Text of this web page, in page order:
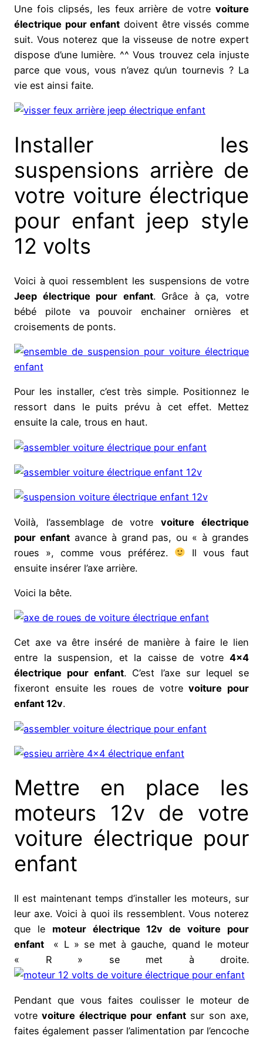
Une fois clipsés, les feux arrière de votre voiture
électrique pour enfant doivent être vissés comme
suit. Vous noterez que la visseuse de notre expert
dispose d’une lumière. ^^ Vous trouvez cela injuste
parce que vous, vous n’avez qu’un tournevis ? La
vie est ainsi faite.
Installer les
suspensions arrière de
votre voiture électrique
pour enfant jeep style
12 volts
Voici à quoi ressemblent les suspensions de votre
Jeep électrique pour enfant. Grâce à ça, votre
bébé pilote va pouvoir enchainer ornières et
croisements de ponts.
Pour les installer, c’est très simple. Positionnez le
ressort dans le puits prévu à cet effet. Mettez
ensuite la cale, trous en haut.
Voilà, l’assemblage de votrevoiture électrique
pour enfantavance à grand pas, ou « à grandes
roues », comme vous préférez.
Il vous faut
ensuite insérer l’axe arrière.
Voici la bête.
Cet axe va être inséré de manière à faire le lien
entre la suspension, et la caisse de votre 4×4
électrique pour enfant. C’est l’axe sur lequel se
fixeront ensuite les roues de votrevoiture pour
enfant 12v.
Mettre en place les
moteurs 12v de votre
voiture électrique pour
enfant
Il est maintenant temps d’installer les moteurs, sur
leur axe. Voici à quoi ils ressemblent. Vous noterez
que le moteur électrique 12v de voiture pour
enfant « L » se met à gauche, quand le moteur
« R » se met à droite.
Pendant que vous faites coulisser le moteur de
votrevoiture électrique pour enfantsur son axe,
faites également passer l’alimentation par l’encoche